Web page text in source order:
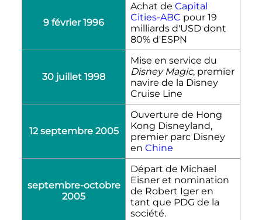
9 février 1996
Achat de Capital
Cities-ABC pour 19
milliards d'USD dont
80% d'ESPN
30 juillet 1998
Mise en service du
Disney Magic, premier
navire de la Disney
Cruise Line
12 septembre 2005
Ouverture de Hong
Kong Disneyland,
premier parc Disney
en Chine
septembre-octobre
2005
Départ de Michael
Eisner et nomination
de Robert Iger en
tant que PDG de la
société.